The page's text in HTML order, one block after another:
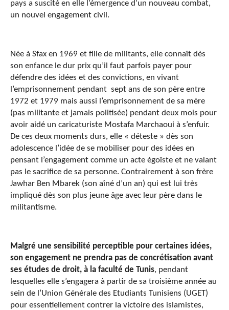
pays a suscité en elle l’émergence d’un nouveau combat,
un nouvel engagement civil.
Née à Sfax en 1969 et fille de militants, elle connaît dès
son enfance le dur prix qu’il faut parfois payer pour
défendre des idées et des convictions, en vivant
l’emprisonnement pendant sept ans de son père entre
1972 et 1979 mais aussi l’emprisonnement de sa mère
(pas militante et jamais politisée) pendant deux mois pour
avoir aidé un caricaturiste Mostafa Marchaoui à s’enfuir.
De ces deux moments durs, elle « déteste » dès son
adolescence l’idée de se mobiliser pour des idées en
pensant l’engagement comme un acte égoïste et ne valant
pas le sacrifice de sa personne. Contrairement à son frère
Jawhar Ben Mbarek (son aîné d’un an) qui est lui très
impliqué dès son plus jeune âge avec leur père dans le
militantisme.
Malgré une sensibilité perceptible pour certaines idées,
son engagement ne prendra pas de concrétisation avant
ses études de droit, à la faculté de Tunis, pendant
lesquelles elle s’engagera à partir de sa troisième année au
sein de l’Union Générale des Etudiants Tunisiens (UGET)
pour essentiellement contrer la victoire des islamistes,